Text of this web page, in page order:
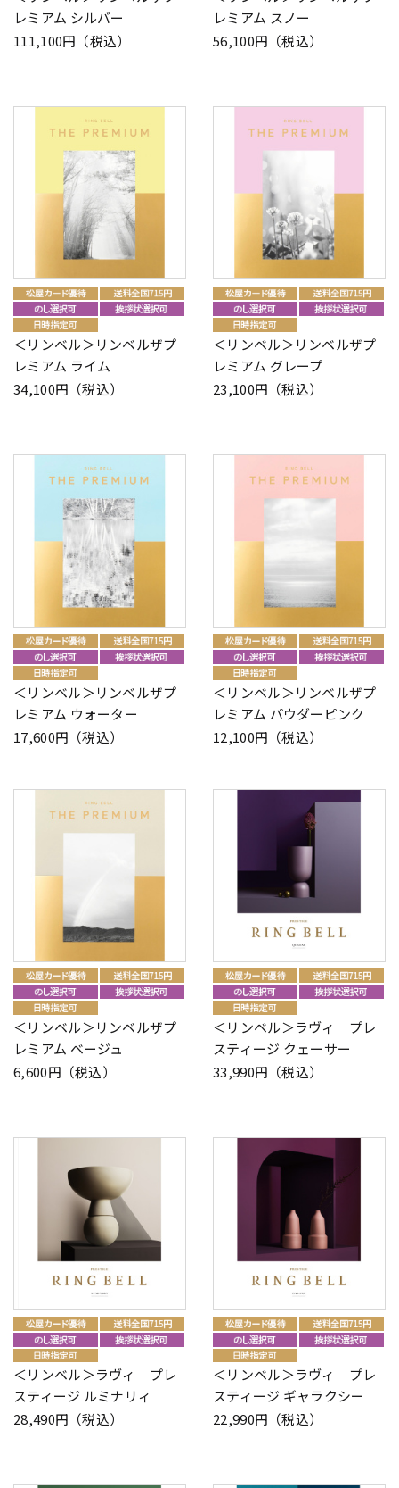
レミアム シルバー
111,100円（税込）
レミアム スノー
56,100円（税込）
＜リンベル＞リンベルザプ
レミアム ライム
34,100円（税込）
＜リンベル＞リンベルザプ
レミアム グレープ
23,100円（税込）
＜リンベル＞リンベルザプ
レミアム ウォーター
17,600円（税込）
＜リンベル＞リンベルザプ
レミアム パウダーピンク
12,100円（税込）
＜リンベル＞リンベルザプ
レミアム ベージュ
6,600円（税込）
＜リンベル＞ラヴィ プレ
スティージ クェーサー
33,990円（税込）
＜リンベル＞ラヴィ プレ
スティージ ルミナリィ
28,490円（税込）
＜リンベル＞ラヴィ プレ
スティージ ギャラクシー
22,990円（税込）